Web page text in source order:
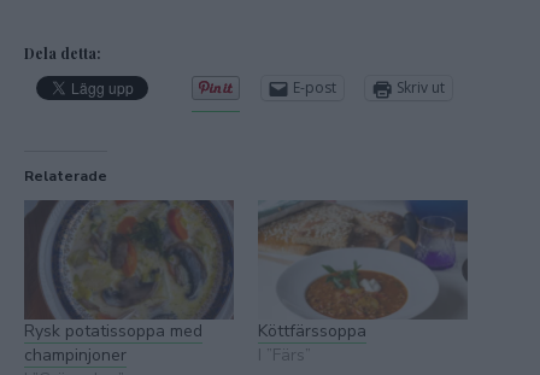
Dela detta:
E-post Skriv ut
Relaterade
Rysk potatissoppa med
champinjoner
Köttfärssoppa
I ”Färs”